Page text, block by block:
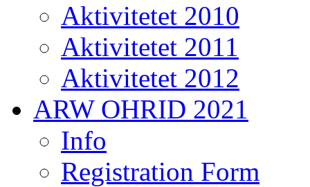
Aktivitetet 2010
Aktivitetet 2011
Aktivitetet 2012
ARW OHRID 2021
Info
Registration Form